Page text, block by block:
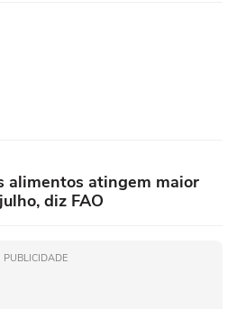
alimentos atingem maior
diz FAO
PUBLICIDADE